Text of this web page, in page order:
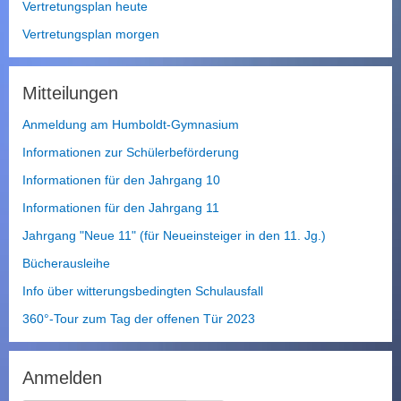
h
s
c
e
n
Vertretungsplan heute
Vertretungsplan morgen
Mitteilungen
Anmeldung am Humboldt-Gymnasium
Informationen zur Schülerbeförderung
Informationen für den Jahrgang 10
Informationen für den Jahrgang 11
Jahrgang "Neue 11" (für Neueinsteiger in den 11. Jg.)
Bücherausleihe
Info über witterungsbedingten Schulausfall
360°-Tour zum Tag der offenen Tür 2023
Anmelden